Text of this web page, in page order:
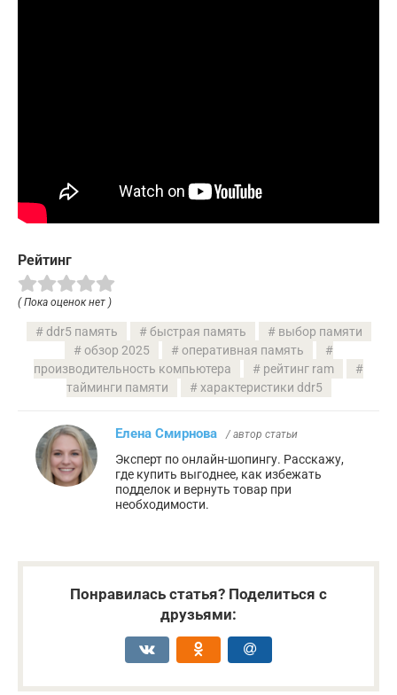
Рейтинг
( Пока оценок нет )
ddr5 память быстрая память
выбор памяти
обзор 2025
оперативная память
производительность компьютера
рейтинг ram
тайминги памяти
характеристики ddr5
Елена Смирнова / автор статьи
Эксперт по онлайн-шопингу. Расскажу,
где купить выгоднее, как избежать
подделок и вернуть товар при
необходимости.
Понравилась статья? Поделиться с
друзьями: